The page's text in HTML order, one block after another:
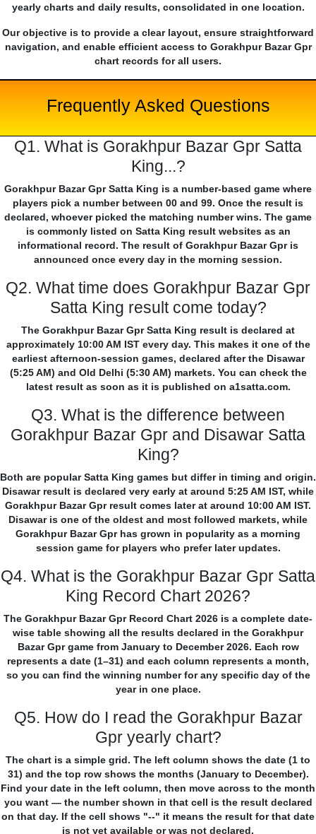
yearly charts and daily results, consolidated in one location.
Our objective is to provide a clear layout, ensure straightforward
navigation, and enable efficient access to Gorakhpur Bazar Gpr
chart records for all users.
Frequently Asked Questions
Q1. What is Gorakhpur Bazar Gpr Satta
King...?
Gorakhpur Bazar Gpr Satta King is a number-based game where
players pick a number between 00 and 99. Once the result is
declared, whoever picked the matching number wins. The game
is commonly listed on Satta King result websites as an
informational record. The result of Gorakhpur Bazar Gpr is
announced once every day in the morning session.
Q2. What time does Gorakhpur Bazar Gpr
Satta King result come today?
The Gorakhpur Bazar Gpr Satta King result is declared at
approximately 10:00 AM IST every day. This makes it one of the
earliest afternoon-session games, declared after the Disawar
(5:25 AM) and Old Delhi (5:30 AM) markets. You can check the
latest result as soon as it is published on a1satta.com.
Q3. What is the difference between
Gorakhpur Bazar Gpr and Disawar Satta
King?
Both are popular Satta King games but differ in timing and origin.
Disawar result is declared very early at around 5:25 AM IST, while
Gorakhpur Bazar Gpr result comes later at around 10:00 AM IST.
Disawar is one of the oldest and most followed markets, while
Gorakhpur Bazar Gpr has grown in popularity as a morning
session game for players who prefer later updates.
Q4. What is the Gorakhpur Bazar Gpr Satta
King Record Chart 2026?
The Gorakhpur Bazar Gpr Record Chart 2026 is a complete date-
wise table showing all the results declared in the Gorakhpur
Bazar Gpr game from January to December 2026. Each row
represents a date (1–31) and each column represents a month,
so you can find the winning number for any specific day of the
year in one place.
Q5. How do I read the Gorakhpur Bazar
Gpr yearly chart?
The chart is a simple grid. The left column shows the date (1 to
31) and the top row shows the months (January to December).
Find your date in the left column, then move across to the month
you want — the number shown in that cell is the result declared
on that day. If the cell shows "--" it means the result for that date
is not yet available or was not declared.